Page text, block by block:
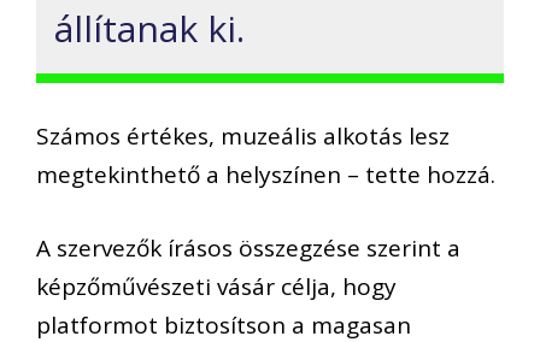
állítanak ki.
Számos értékes, muzeális alkotás lesz
megtekinthető a helyszínen – tette hozzá.
A szervezők írásos összegzése szerint a
képzőművészeti vásár célja, hogy
platformot biztosítson a magasan